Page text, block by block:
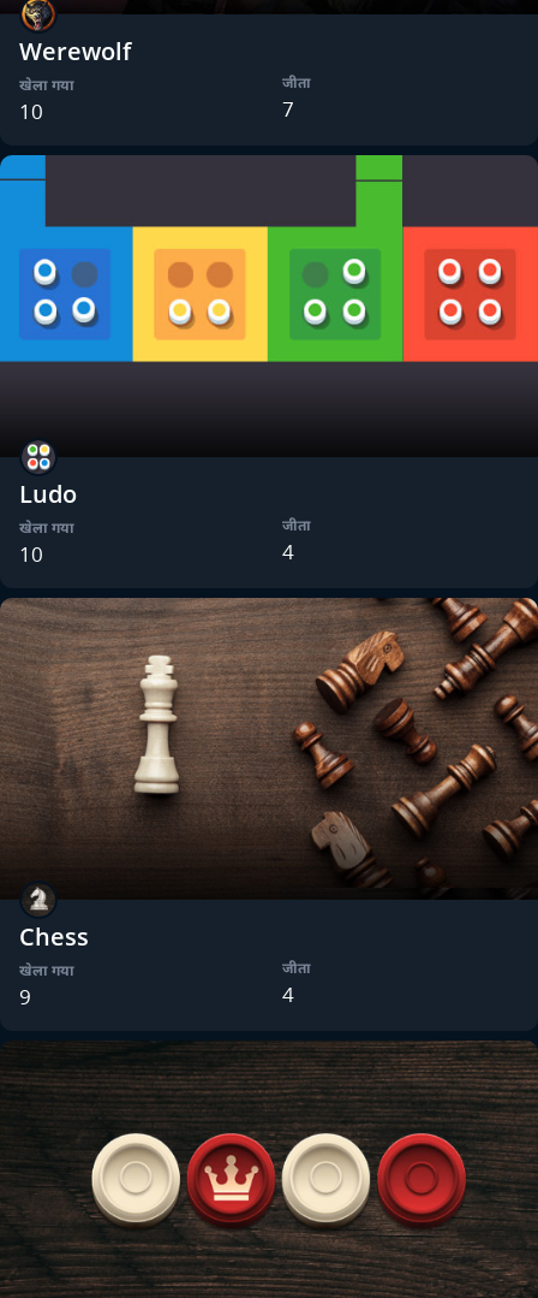
Werewolf
खेला गया
10
जीता
7
Ludo
खेला गया
10
जीता
4
Chess
खेला गया
9
जीता
4